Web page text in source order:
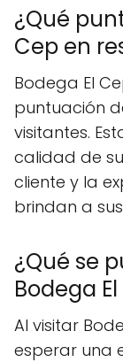
¿Qué
Cep en
Bodega El
puntuación
visitantes.
calidad de
cliente y la
brindan a
¿Qué se
Bodega
Al visitar
esperar una